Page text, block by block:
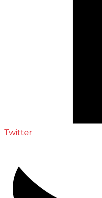
Twitter